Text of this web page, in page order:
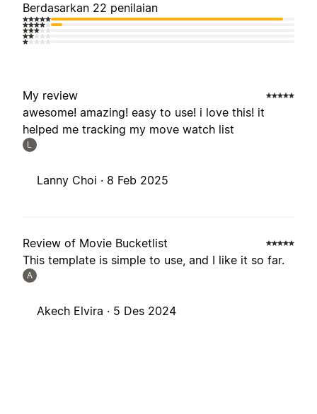
Berdasarkan 22 penilaian
My review
awesome! amazing! easy to use! i love this! it
helped me tracking my move watch list
L
Lanny Choi · 8 Feb 2025
Review of Movie Bucketlist
This template is simple to use, and I like it so far.
A
Akech Elvira · 5 Des 2024